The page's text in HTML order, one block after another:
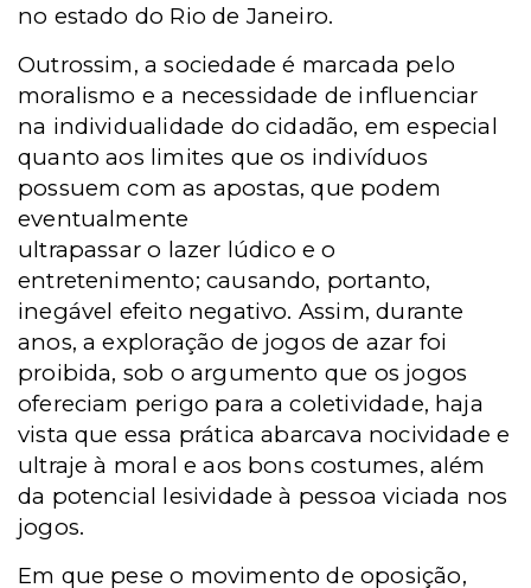
no estado do Rio de Janeiro.
Outrossim, a sociedade é marcada pelo
moralismo e a necessidade de influenciar
na individualidade do cidadão, em especial
quanto aos limites que os indivíduos
possuem com as apostas, que podem
eventualmente
ultrapassar o lazer lúdico e o
entretenimento; causando, portanto,
inegável efeito negativo. Assim, durante
anos, a exploração de jogos de azar foi
proibida, sob o argumento que os jogos
ofereciam perigo para a coletividade, haja
vista que essa prática abarcava nocividade e
ultraje à moral e aos bons costumes, além
da potencial lesividade à pessoa viciada nos
jogos.
Em que pese o movimento de oposição,